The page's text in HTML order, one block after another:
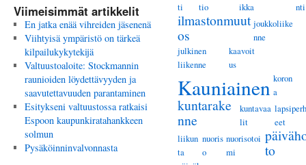
Viimeisimmät artikkelit
En jatka enää vihreiden jäsenenä
Viihtyisä ympäristö on tärkeä
kilpailukykytekijä
Valtuustoaloite: Stockmannin
raunioiden löydettävyyden ja
saavutettavuuden parantaminen
Esitykseni valtuustossa ratkaisi
Espoon kaupunkiratahankkeen
solmun
Pysäköinninvalvonnasta
ti
tio
ikka
nti
ilmastonmuut
os
joukkoliike
nne
julkinen
liikenne
kaavoit
us
Kauniainen koron
a
kuntarake
nne
kuntavaa
lit
lapsiperh
eet
liikun
ta
nuoris
o
nuorisotoi
mi
to